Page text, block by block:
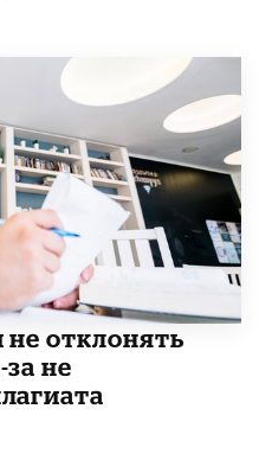
отклонять
не